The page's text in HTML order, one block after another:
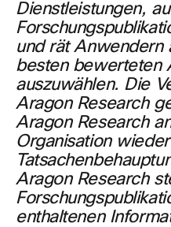
Dienstleistungen,
und rät Anwendern
besten bewerteten
auszuwählen. Die
Aragon Research
Aragon Research
Organisation
Aragon Research
enthaltenen